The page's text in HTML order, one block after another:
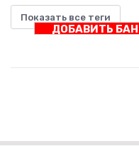
Показать все теги
ДОБАВИТЬ